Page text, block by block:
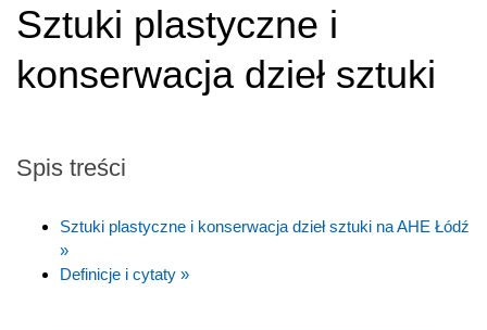
Sztuki plastyczne i
konserwacja dzieł sztuki
Spis treści
Sztuki plastyczne i konserwacja dzieł sztuki na AHE Łódź
»
Definicje i cytaty »